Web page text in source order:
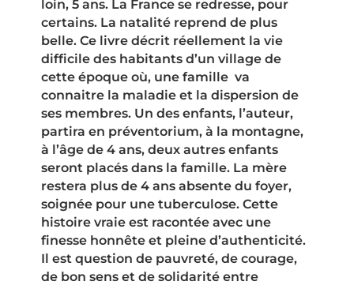
loin, 5 ans. La France se redresse, pour
certains. La natalité reprend de plus
belle. Ce livre décrit réellement la vie
difficile des habitants d’un village de
cette époque où, une famille va
connaitre la maladie et la dispersion de
ses membres. Un des enfants, l’auteur,
partira en préventorium, à la montagne,
à l’âge de 4 ans, deux autres enfants
seront placés dans la famille. La mère
restera plus de 4 ans absente du foyer,
soignée pour une tuberculose. Cette
histoire vraie est racontée avec une
finesse honnête et pleine d’authenticité.
Il est question de pauvreté, de courage,
de bon sens et de solidarité entre